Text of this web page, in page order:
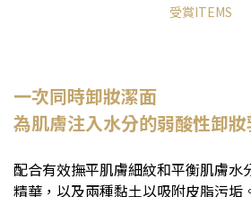
受賞ITEMS
一次同時卸妝潔面
為肌膚注入水分的弱酸性卸妝
配合有效撫平肌膚細紋和平衡肌膚水
精華，以及兩種黏土以吸附皮脂污垢